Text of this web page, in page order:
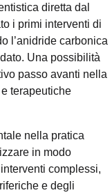
diretta dal
i primi interventi di
l’anidride carbonica
Una possibilità
passo avanti nella
terapeutiche
nella pratica
in modo
complessi,
e degli